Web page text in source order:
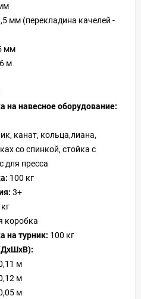
мм (перекладина качелей -
мм
м
на навесное оборудование:
канат, кольца,лиана,
со спинкой, стойка с
для пресса
100 кг
3+
коробка
на турник: 100 кг
м
м
м